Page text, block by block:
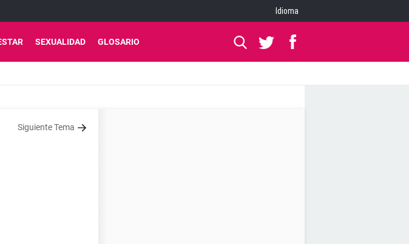
Idioma
SEXUALIDAD GLOSARIO
Siguiente Tema